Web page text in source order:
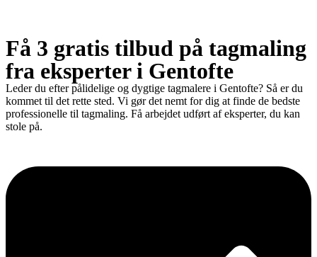
Få 3 gratis tilbud på tagmaling
fra eksperter i Gentofte
Leder du efter pålidelige og dygtige tagmalere i Gentofte? Så er du
kommet til det rette sted. Vi gør det nemt for dig at finde de bedste
professionelle til tagmaling. Få arbejdet udført af eksperter, du kan
stole på.